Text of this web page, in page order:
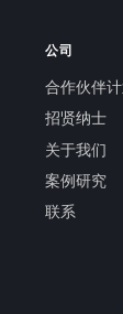
公司
合作伙伴计
招贤纳士
关于我们
案例研究
联系